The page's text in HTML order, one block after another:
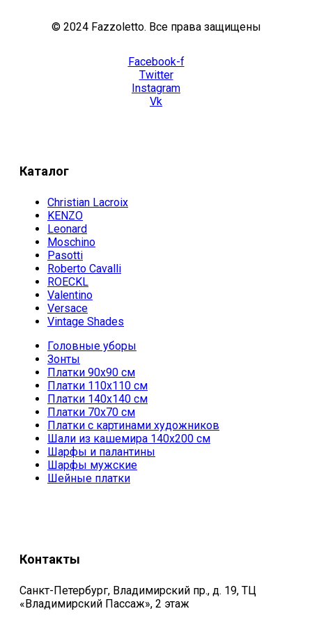
© 2024 Fazzoletto. Все права защищены
Facebook-f
Twitter
Instagram
Vk
Каталог
Christian Lacroix
KENZO
Leonard
Moschino
Pasotti
Roberto Cavalli
ROECKL
Valentino
Versace
Vintage Shades
Головные уборы
Зонты
Платки 90х90 см
Платки 110х110 см
Платки 140х140 см
Платки 70х70 см
Платки с картинами художников
Шали из кашемира 140х200 см
Шарфы и палантины
Шарфы мужские
Шейные платки
Контакты
Санкт-Петербург, Владимирский пр., д. 19, ТЦ
«Владимирский Пассаж», 2 этаж